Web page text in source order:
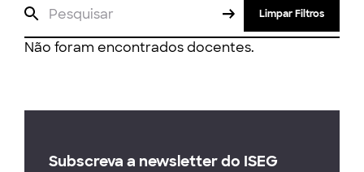
Limpar Filtros
Não foram encontrados docentes.
Subscreva a newsletter do ISEG